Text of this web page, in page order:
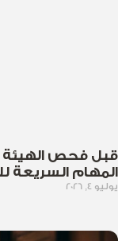
قبل فحص الهيئة
المهام السريعة
يوليو 4, 2026